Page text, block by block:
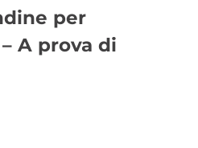
per
A prova di